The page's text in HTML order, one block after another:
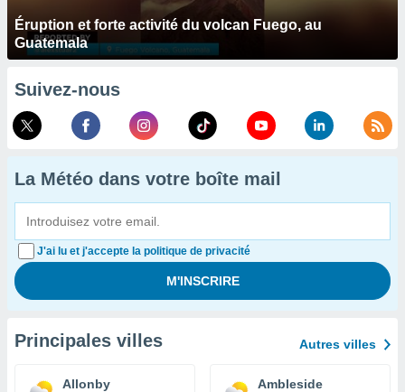
Éruption et forte activité du volcan Fuego, au
Guatemala
Suivez-nous
La Météo dans votre boîte mail
J'ai lu et j'accepte la politique de privacité
Principales villes Autres villes
Allonby Ambleside